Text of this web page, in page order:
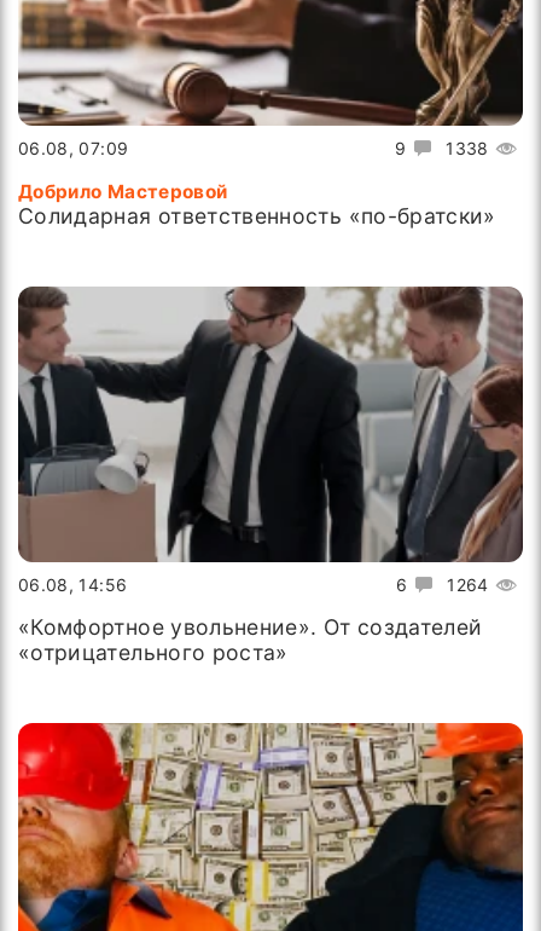
9 1338
06.08, 07:09
Добрило Мастеровой
Солидарная ответственность «по-братски»
6 1264
06.08, 14:56
«Комфортное увольнение». От создателей
«отрицательного роста»